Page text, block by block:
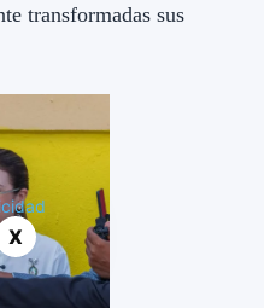
transformadas sus
X